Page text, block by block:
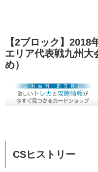
【2ブロック】
エリア代表戦九州
め）
CSヒストリー